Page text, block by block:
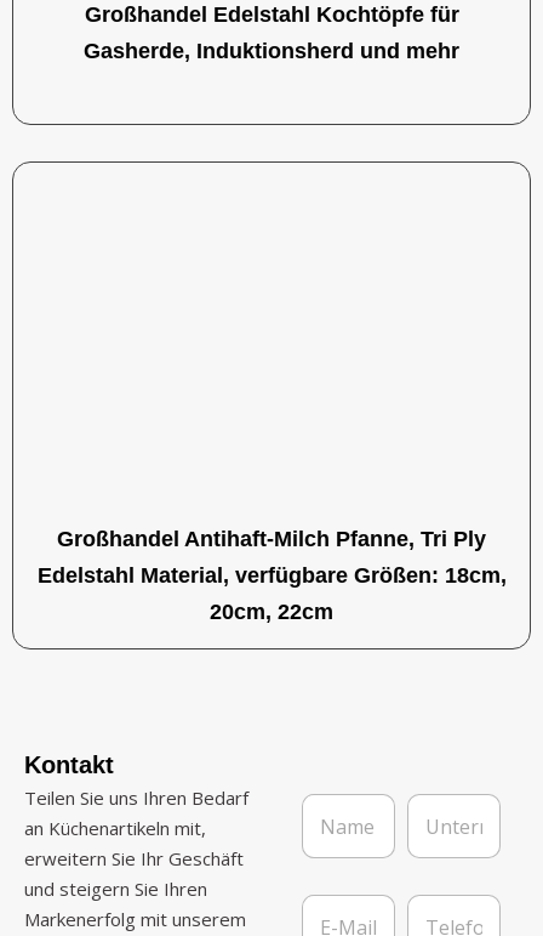
Großhandel Edelstahl Kochtöpfe für
Gasherde, Induktionsherd und mehr
Großhandel Antihaft-Milch Pfanne, Tri Ply
Edelstahl Material, verfügbare Größen: 18cm,
20cm, 22cm
Kontakt
Teilen Sie uns Ihren Bedarf
an Küchenartikeln mit,
erweitern Sie Ihr Geschäft
und steigern Sie Ihren
Markenerfolg mit unserem
N
m
*
U
t
r
E
T